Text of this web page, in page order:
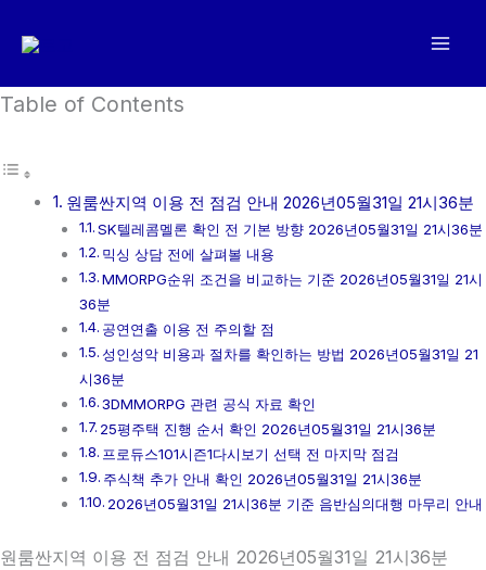
로
너
Table of Contents
원룸싼지역 이용 전 점검 안내 2026년05월31일 21시36분
SK텔레콤멜론 확인 전 기본 방향 2026년05월31일 21시36분
믹싱 상담 전에 살펴볼 내용
MMORPG순위 조건을 비교하는 기준 2026년05월31일 21시
36분
공연연출 이용 전 주의할 점
성인성악 비용과 절차를 확인하는 방법 2026년05월31일 21
시36분
3DMMORPG 관련 공식 자료 확인
25평주택 진행 순서 확인 2026년05월31일 21시36분
프로듀스101시즌1다시보기 선택 전 마지막 점검
주식책 추가 안내 확인 2026년05월31일 21시36분
2026년05월31일 21시36분 기준 음반심의대행 마무리 안내
원룸싼지역 이용 전 점검 안내 2026년05월31일 21시36분